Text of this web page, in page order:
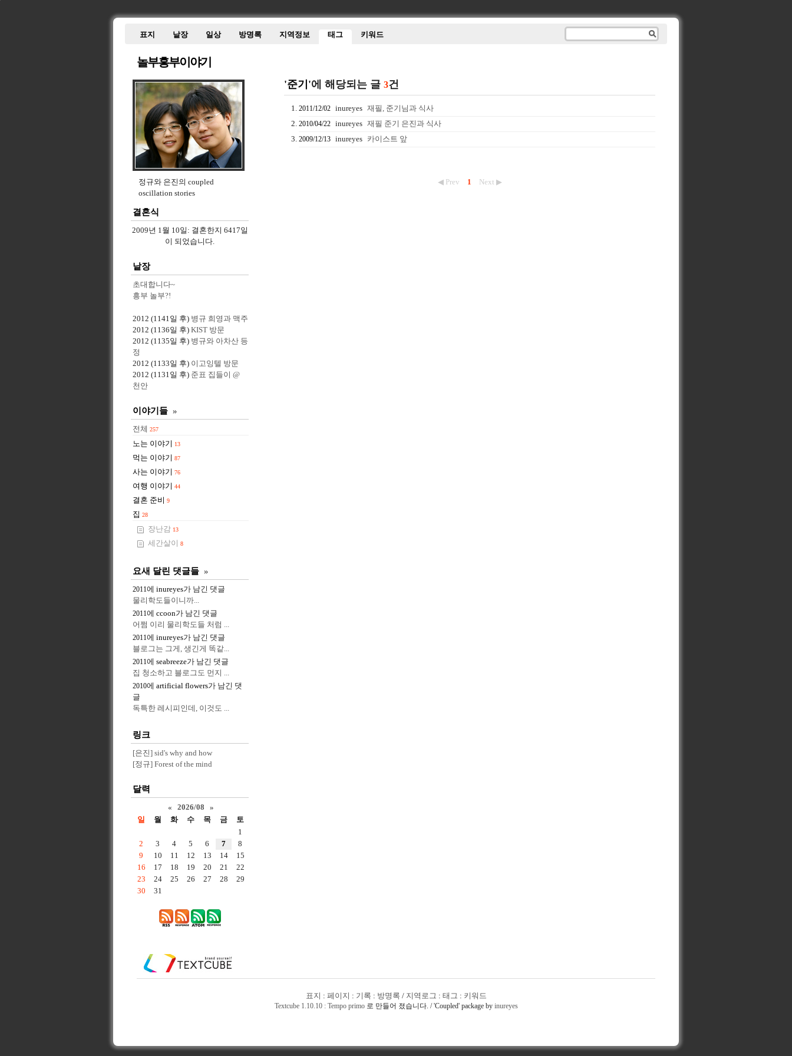
놀부흥부이야기
표지 낱장 일상 방명록 지역정보 태그 키워드
'준기'에 해당되는 글 3건
2011/12/02 inureyes 재필, 준기님과 식사
2010/04/22 inureyes 재필 준기 은진과 식사
2009/12/13 inureyes 카이스트 앞
◀ Prev 1 Next ▶
정규와 은진의 coupled
oscillation stories
결혼식
2009년 1월 10일: 결혼한지 6417일
이 되었습니다.
낱장
초대합니다~
흥부 놀부?!
2012 (1141일 후) 병규 희영과 맥주
2012 (1136일 후) KIST 방문
2012 (1135일 후) 병규와 아차산 등
정
2012 (1133일 후) 이고잉텔 방문
2012 (1131일 후) 준표 집들이 @
천안
이야기들 »
전체 257
노는 이야기 13
먹는 이야기 87
사는 이야기 76
여행 이야기 44
결혼 준비 9
집 28
장난감 13
세간살이 8
요새 달린 댓글들 »
2011 에 inureyes가 남긴 댓글
물리학도들이니까...
2011 에 ccoon가 남긴 댓글
어쩜 이리 물리학도들 처럼 ...
2011 에 inureyes가 남긴 댓글
블로그는 그게, 생긴게 똑같...
2011 에 seabreeze가 남긴 댓글
집 청소하고 블로그도 먼지 ...
2010에 artificial flowers가 남긴 댓
글
독특한 레시피인데, 이것도 ...
링크
[은진] sid's why and how
[정규] Forest of the mind
달력
« 2026/08
»
일
월 화 수 목 금
토
1
2
3 4 5 6 7
8
9
10 11 12 13 14
15
16
17 18 19 20 21
22
23
24 25 26 27 28
29
30
31
표지 : 페이지 : 기록 : 방명록 / 지역로그 : 태그 : 키워드
Textcube 1.10.10 : Tempo primo로 만들어 졌습니다. / 'Coupled' package by inureyes